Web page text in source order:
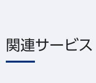
関連サービス